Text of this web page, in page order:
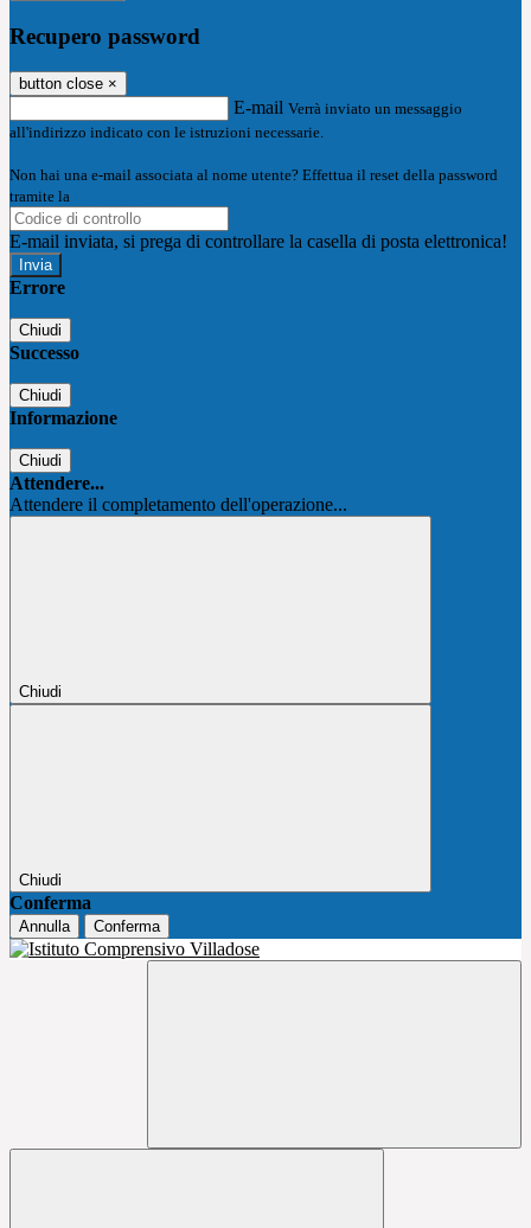
Recupero password
button close ×
E-mail Verrà inviato un messaggio
all'indirizzo indicato con le istruzioni necessarie.
Non hai una e-mail associata al nome utente? Effettua il reset della password
tramite la
E-mail inviata, si prega di controllare la casella di posta elettronica!
Errore
Chiudi
Successo
Chiudi
Informazione
Chiudi
Attendere...
Attendere il completamento dell'operazione...
Chiudi
Chiudi
Conferma
Annulla Conferma